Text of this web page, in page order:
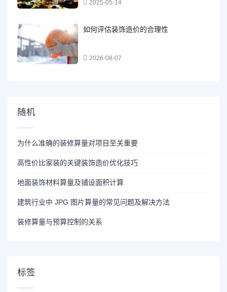
2025-05-14
如何评估装饰造价的合理性
2026-08-07
随机
为什么准确的装修算量对项目至关重要
高性价比家装的关键装饰造价优化技巧
地面装饰材料算量及铺设面积计算
建筑行业中 JPG 图片算量的常见问题及解决方法
装修算量与预算控制的关系
标签